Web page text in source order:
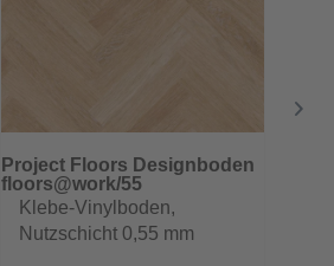
Project Floors Designboden
floors@work/55
Klebe-Vinylboden,
Nutzschicht 0,55 mm